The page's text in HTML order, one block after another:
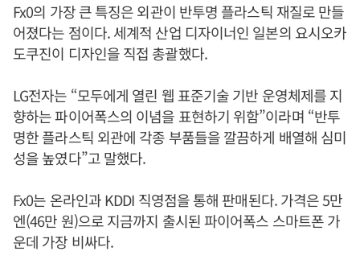
Fx0의 가장 큰 특징은 외관이 반투명 플라스틱 재질로 만들
어졌다는 점이다. 세계적 산업 디자이너인 일본의 요시오카
도쿠진이 디자인을 직접 총괄했다.
LG전자는 “모두에게 열린 웹 표준기술 기반 운영체제를 지
향하는 파이어폭스의 이념을 표현하기 위함”이라며 “반투
명한 플라스틱 외관에 각종 부품들을 깔끔하게 배열해 심미
성을 높였다”고 말했다.
Fx0는 온라인과 KDDI 직영점을 통해 판매된다. 가격은 5만
엔(46만 원)으로 지금까지 출시된 파이어폭스 스마트폰 가
운데 가장 비싸다.